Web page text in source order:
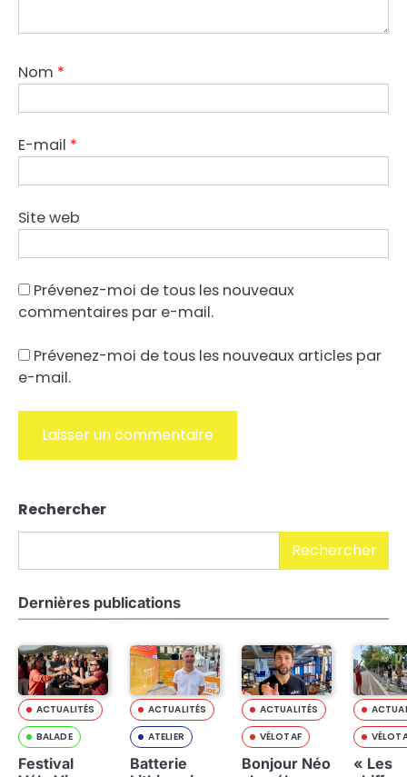
Nom *
E-mail *
Site web
Prévenez-moi de tous les nouveaux
commentaires par e-mail.
Prévenez-moi de tous les nouveaux articles par
e-mail.
Rechercher
Rechercher
Dernières publications
ACTUALITÉS
BALADE
Festival
ACTUALITÉS
ATELIER
Batterie
ACTUALITÉS
VÉLOTAF
Bonjour Néo
« Les